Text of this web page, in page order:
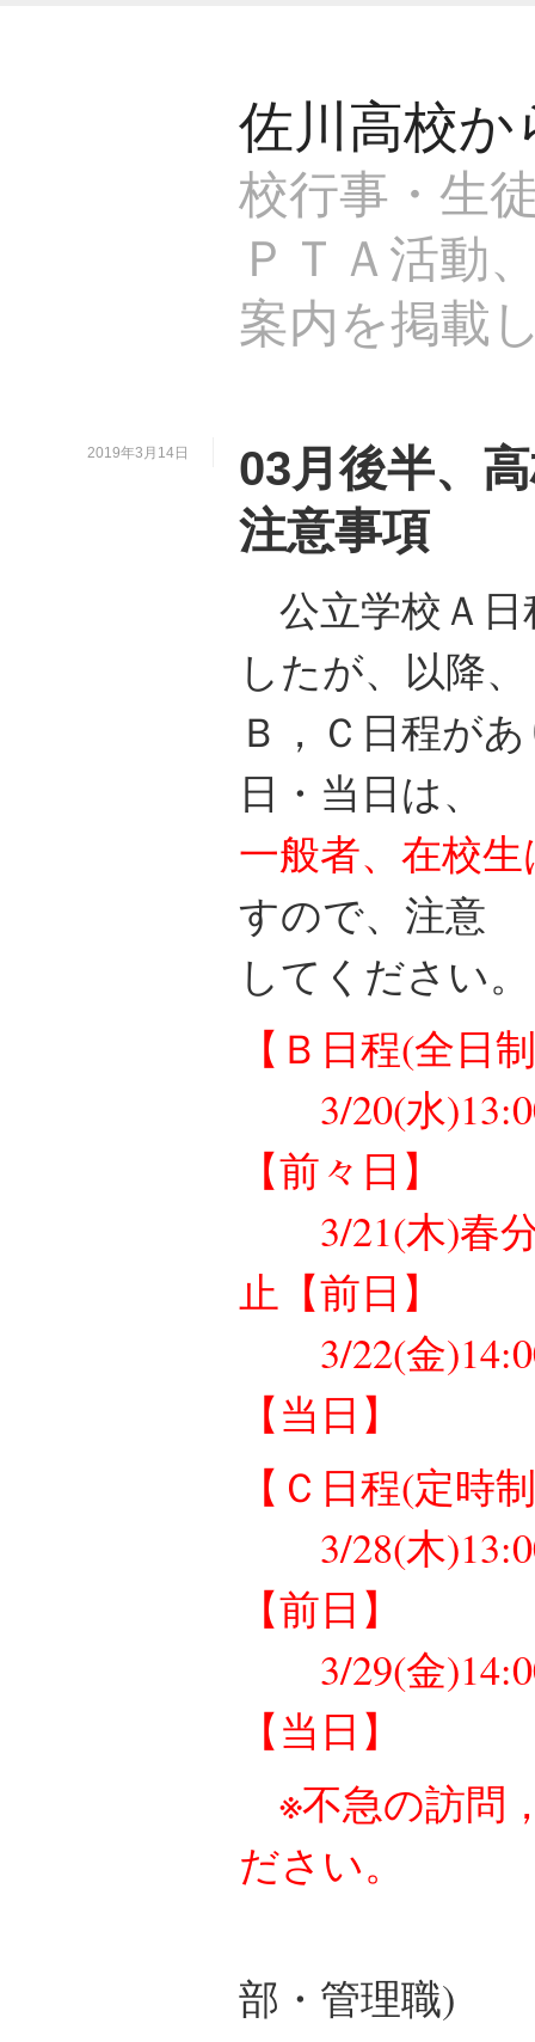
佐川高校
校行事・生
ＰＴＡ活動
案内を掲載
2019年3月14日
03月後半、
注意事項
公立学校Ａ日
したが、以降、
Ｂ，Ｃ日程が
日・当日は、
一般者、在校
すので、注意
してください。
【Ｂ日程(全日
3/20(水
【前々日】
3/21(木)春
止【前日】
3/22(金
【当日】
【Ｃ日程(定時
3/28(木
【前日】
3/29(金
【当日】
※不急の訪問
ださい。
部・管理職)